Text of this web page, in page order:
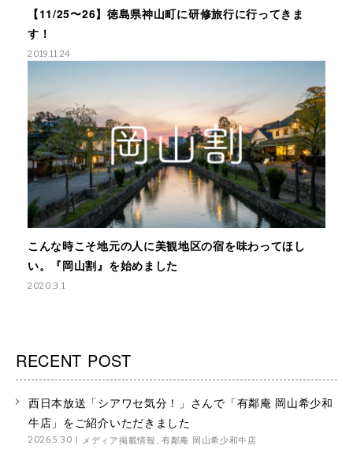
【11/25〜26】徳島県神山町に研修旅行に行ってきま
す！
2019.11.24
こんな時こそ地元の人に美観地区の宿を味わってほし
い。『岡山割』を始めました
2020.3.1
RECENT POST
西日本放送「シアワセ気分！」さんで「有鄰庵 岡山希少和
牛店」をご紹介いただきました
2026.5.30 メディア掲載情報,有鄰庵 岡山希少和牛店